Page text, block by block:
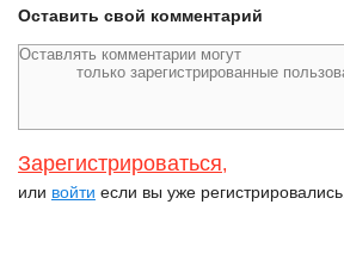
Оставить свой комментарий
Зарегистрироваться,
или войти если вы уже регистрировались.